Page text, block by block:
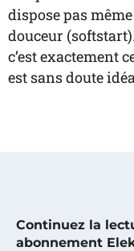
dispose pas
douceur
c’est exactement
est sans doute
Continuez la
abonnement